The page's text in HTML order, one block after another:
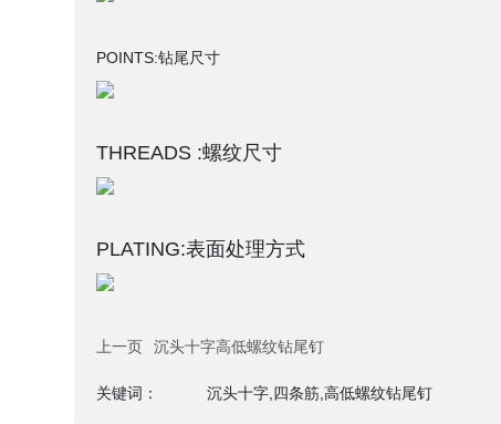
POINTS:钻尾尺寸
THREADS :螺纹尺寸
PLATING:表面处理方式
上一页 沉头十字高低螺纹钻尾钉
关键词： 沉头十字,四条筋,高低螺纹钻尾钉